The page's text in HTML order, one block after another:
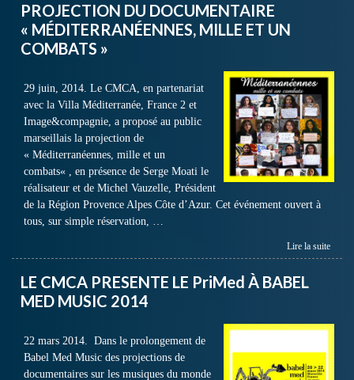
PROJECTION DU DOCUMENTAIRE
« MÉDITERRANÉENNES, MILLE ET UN
COMBATS »
29 juin, 2014. Le CMCA, en partenariat
avec la Villa Méditerranée, France 2 et
Image&compagnie, a proposé au public
marseillais la projection de
« Méditerranéennes, mille et un
combats« , en présence de Serge Moati le
réalisateur et de Michel Vauzelle, Président
de la Région Provence Alpes Côte d’Azur. Cet événement ouvert à
tous, sur simple réservation, …
Lire la suite
LE CMCA PRESENTE LE PriMed À BABEL
MED MUSIC 2014
22 mars 2014. Dans le prolongement de
Babel Med Music des projections de
documentaires sur les musiques du monde